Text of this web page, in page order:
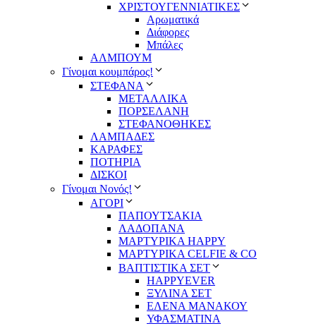
ΧΡΙΣΤΟΥΓΕΝΝΙΑΤΙΚΕΣ
Αρωματικά
Διάφορες
Μπάλες
ΑΛΜΠΟΥΜ
Γίνομαι κουμπάρος!
ΣΤΕΦΑΝΑ
ΜΕΤΑΛΛΙΚΑ
ΠΟΡΣΕΛΑΝΗ
ΣΤΕΦΑΝΟΘΗΚΕΣ
ΛΑΜΠΑΔΕΣ
ΚΑΡΑΦΕΣ
ΠΟΤΗΡΙΑ
ΔΙΣΚΟΙ
Γίνομαι Νονός!
ΑΓΟΡΙ
ΠΑΠΟΥΤΣΑΚΙΑ
ΛΑΔΟΠΑΝΑ
ΜΑΡΤΥΡΙΚΑ HAPPY
ΜΑΡΤΥΡΙΚΑ CELFIE & CO
ΒΑΠΤΙΣΤΙΚΑ ΣΕΤ
HAPPYEVER
ΞΥΛΙΝΑ ΣΕΤ
ΕΛΕΝΑ ΜΑΝΑΚΟΥ
ΥΦΑΣΜΑΤΙΝΑ